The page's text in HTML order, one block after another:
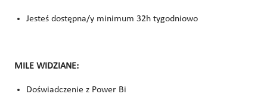
Jesteś dostępna/y minimum 32h tygodniowo
MILE WIDZIANE:
Doświadczenie z Power Bi